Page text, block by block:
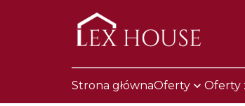
Strona głównaOferty Oferty